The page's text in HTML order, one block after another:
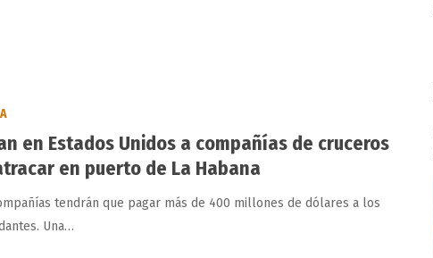
en Estados Unidos a compañías de cruceros
en puerto de La Habana
tendrán que pagar más de 400 millones de dólares a los
Una…